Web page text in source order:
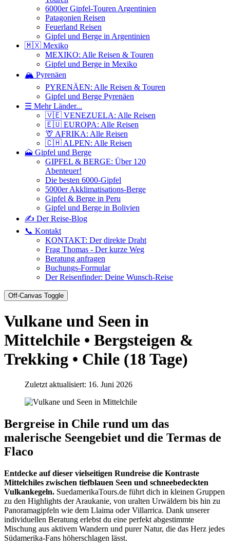
6000er Gipfel-Touren Argentinien
Patagonien Reisen
Feuerland Reisen
Gipfel und Berge in Argentinien
🇲🇽 Mexiko
MEXIKO: Alle Reisen & Touren
Gipfel und Berge in Mexiko
🏔️ Pyrenäen
PYRENÄEN: Alle Reisen & Touren
Gipfel und Berge Pyrenäen
☰ Mehr Länder...
🇻🇪 VENEZUELA: Alle Reisen
🇪🇺 EUROPA: Alle Reisen
🦒 AFRIKA: Alle Reisen
🇨🇭 ALPEN: Alle Reisen
🗻 Gipfel und Berge
GIPFEL & BERGE: Über 120
Abenteuer!
Die besten 6000-Gipfel
5000er Akklimatisations-Berge
Gipfel & Berge in Peru
Gipfel und Berge in Bolivien
✍️ Der Reise-Blog
📞 Kontakt
KONTAKT: Der direkte Draht
Frag Thomas - Der kurze Weg
Beratung anfragen
Buchungs-Formular
Der Reisenfinder: Deine Wunsch-Reise
Off-Canvas Toggle
Vulkane und Seen in
Mittelchile • Bergsteigen &
Trekking • Chile (18 Tage)
Zuletzt aktualisiert: 16. Juni 2026
Bergreise in Chile rund um das
malerische Seengebiet und die Termas de
Flaco
Entdecke auf dieser vielseitigen Rundreise die Kontraste
Mittelchiles zwischen tiefblauen Seen und schneebedeckten
Vulkankegeln. SuedamerikaTours.de führt dich in kleinen Gruppen
zu den Highlights der Araukanie, von uralten Urwäldern bis hin zu
Panoramagipfeln wie dem Llaima oder Villarrica. Dank unserer
individuellen Beratung erlebst du eine perfekt abgestimmte
Mischung aus aktivem Wandern und purer Natur, die das Herz jedes
Südamerika-Fans höherschlagen lässt.